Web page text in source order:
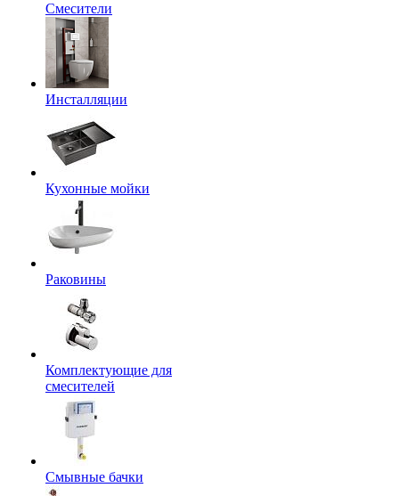
Смесители
Инсталляции
Кухонные мойки
Раковины
Комплектующие для
смесителей
Смывные бачки